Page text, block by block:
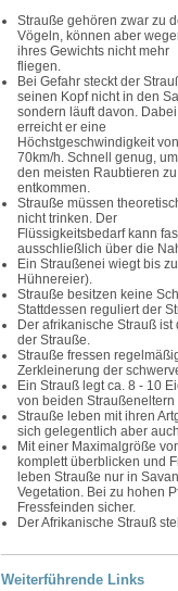
Strauße gehören zwar zu
Vögeln, können aber
ihres Gewichts nicht mehr
fliegen.
Bei Gefahr steckt der
seinen Kopf nicht in den
sondern läuft davon. Dabei
erreicht er eine
Höchstgeschwindigkeit von
70km/h. Schnell genug, um
den meisten Raubtieren zu
entkommen.
Strauße müssen
nicht trinken. Der
Flüssigkeitsbedarf kann
ausschließlich über die
Ein Straußenei wiegt bis
Hühnereier).
Strauße besitzen keine
Stattdessen reguliert der
Der afrikanische Strauß
der Strauße.
Strauße fressen
Zerkleinerung der
Ein Strauß legt ca. 8 - 10
von beiden
Strauße leben mit ihren
sich gelegentlich aber
Mit einer Maximalgröße
komplett überblicken und
leben Strauße nur in
Vegetation. Bei zu hohen
Fressfeinden sicher.
Der Afrikanische Strauß
Weiterführende Links